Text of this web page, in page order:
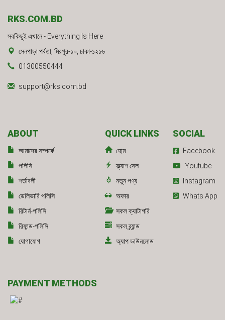
RKS.COM.BD
সবকিছুই এখানে - Everything Is Here
সেনপাড়া পর্বতা, মিরপুর-১০, ঢাকা-১২১৬
01300550444
support@rks.com.bd
ABOUT
আমাদের সম্পর্কে
পলিসি
শর্তাবলী
ডেলিভারি পলিসি
রিটার্ন-পলিসি
রিফান্ড-পলিসি
যোগাযোগ
QUICK LINKS
হোম
ফ্ল্যাশ সেল
নতুন পণ্য
অফার
সকল ক্যাটাগরি
সকল ব্র্যান্ড
অ্যাপ ডাউনলোড
SOCIAL
Facebook
Youtube
Instagram
Whats App
PAYMENT METHODS